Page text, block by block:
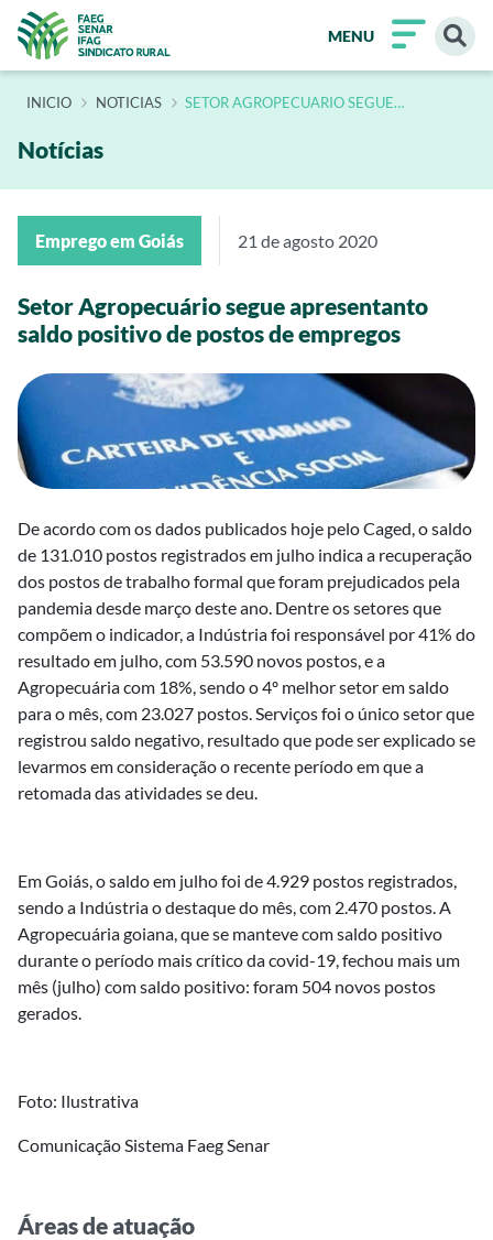
MENU
INÍCIO NOTICIAS SETOR AGROPECUARIO SEGUE
Notícias
Emprego em Goiás 21 de agosto 2020
Setor Agropecuário segue apresentanto
saldo positivo de postos de empregos
De acordo com os dados publicados hoje pelo Caged, o saldo
de 131.010 postos registrados em julho indica a recuperação
dos postos de trabalho formal que foram prejudicados pela
pandemia desde março deste ano. Dentre os setores que
compõem o indicador, a Indústria foi responsável por 41% do
resultado em julho, com 53.590 novos postos, e a
Agropecuária com 18%, sendo o 4º melhor setor em saldo
para o mês, com 23.027 postos. Serviços foi o único setor que
registrou saldo negativo, resultado que pode ser explicado se
levarmos em consideração o recente período em que a
retomada das atividades se deu.
Em Goiás, o saldo em julho foi de 4.929 postos registrados,
sendo a Indústria o destaque do mês, com 2.470 postos. A
Agropecuária goiana, que se manteve com saldo positivo
durante o período mais crítico da covid-19, fechou mais um
mês (julho) com saldo positivo: foram 504 novos postos
gerados.
Foto: Ilustrativa
Comunicação Sistema Faeg Senar
Áreas de atuação